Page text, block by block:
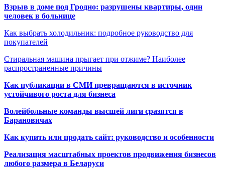
Взрыв в доме под Гродно: разрушены квартиры, один
человек в больнице
Как выбрать холодильник: подробное руководство для
покупателей
Стиральная машина прыгает при отжиме? Наиболее
распространенные причины
Как публикации в СМИ превращаются в источник
устойчивого роста для бизнеса
Волейбольные команды высшей лиги сразятся в
Барановичах
Как купить или продать сайт: руководство и особенности
Реализация масштабных проектов продвижения бизнесов
любого размера в Беларуси